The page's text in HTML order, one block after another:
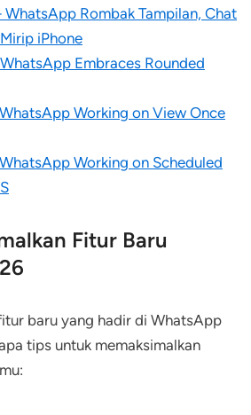
Rombak Tampilan, Chat
iPhone
Embraces Rounded
Working on View Once
Working on Scheduled
Fitur Baru
baru yang hadir di WhatsApp
tips untuk memaksimalkan